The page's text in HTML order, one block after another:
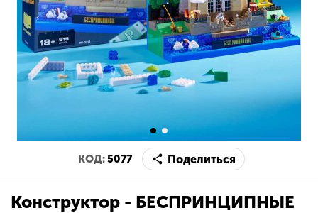
КОД:5077 Поделиться
Конструктор - БЕСПРИНЦИПНЫЕ